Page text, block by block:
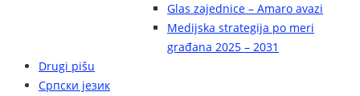
Glas zajednice – Amaro avazi
Medijska strategija po meri
građana 2025 – 2031
Drugi pišu
Српски језик